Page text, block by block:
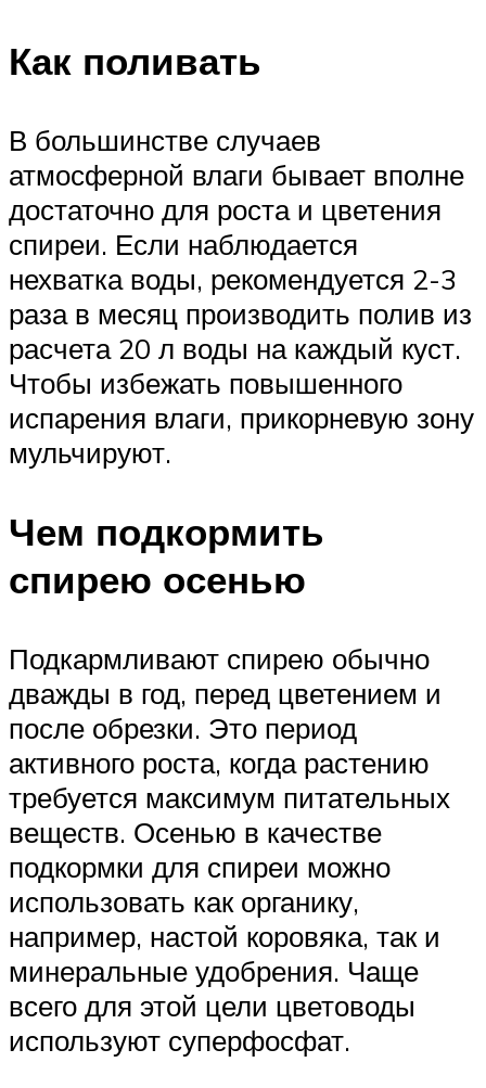
Как поливать
В большинстве случаев
атмосферной влаги бывает вполне
достаточно для роста и цветения
спиреи. Если наблюдается
нехватка воды, рекомендуется 2-3
раза в месяц производить полив из
расчета 20 л воды на каждый куст.
Чтобы избежать повышенного
испарения влаги, прикорневую зону
мульчируют.
Чем подкормить
спирею осенью
Подкармливают спирею обычно
дважды в год, перед цветением и
после обрезки. Это период
активного роста, когда растению
требуется максимум питательных
веществ. Осенью в качестве
подкормки для спиреи можно
использовать как органику,
например, настой коровяка, так и
минеральные удобрения. Чаще
всего для этой цели цветоводы
используют суперфосфат.